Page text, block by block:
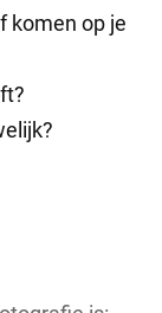
komen op je